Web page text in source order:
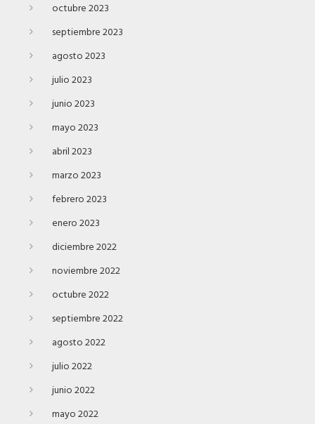
octubre 2023
septiembre 2023
agosto 2023
julio 2023
junio 2023
mayo 2023
abril 2023
marzo 2023
febrero 2023
enero 2023
diciembre 2022
noviembre 2022
octubre 2022
septiembre 2022
agosto 2022
julio 2022
junio 2022
mayo 2022